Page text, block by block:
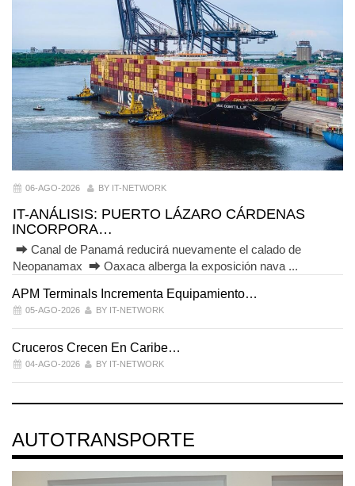
06-AGO-2026 BY IT-NETWORK
IT-ANÁLISIS: PUERTO LÁZARO CÁRDENAS
INCORPORA…
⮕ Canal de Panamá reducirá nuevamente el calado de
Neopanamax ⮕ Oaxaca alberga la exposición nava ...
APM Terminals Incrementa Equipamiento…
05-AGO-2026 BY IT-NETWORK
Cruceros Crecen En Caribe…
04-AGO-2026 BY IT-NETWORK
AUTOTRANSPORTE